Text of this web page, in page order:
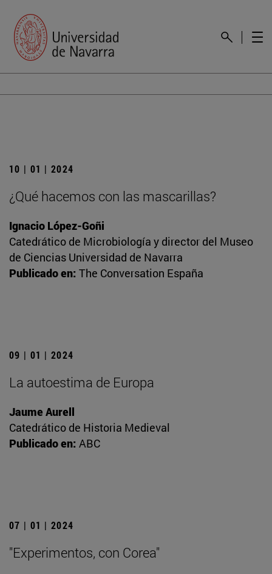
10 | 01 | 2024
¿Qué hacemos con las mascarillas?
Ignacio López-Goñi
Catedrático de Microbiología y director del Museo
de Ciencias Universidad de Navarra
Publicado en: The Conversation España
09 | 01 | 2024
La autoestima de Europa
Jaume Aurell
Catedrático de Historia Medieval
Publicado en: ABC
07 | 01 | 2024
"Experimentos, con Corea"